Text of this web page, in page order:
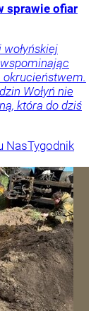
sprawie ofiar
okrucieństwem.
Wołyń nie
która do dziś
NasTygodnik